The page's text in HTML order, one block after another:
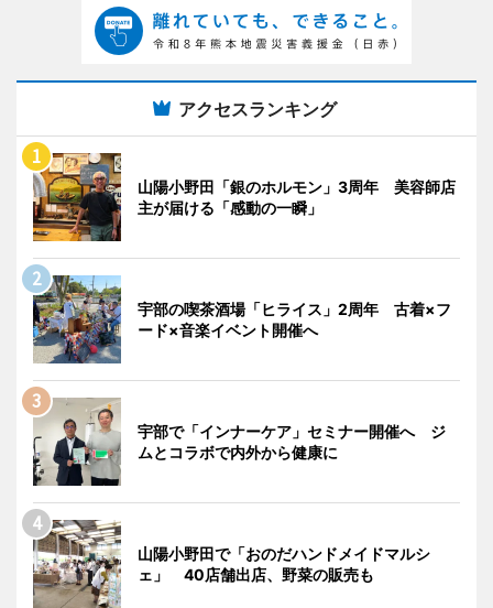
アクセスランキング
山陽小野田「銀のホルモン」3周年 美容師店
主が届ける「感動の一瞬」
宇部の喫茶酒場「ヒライス」2周年 古着×フ
ード×音楽イベント開催へ
宇部で「インナーケア」セミナー開催へ ジ
ムとコラボで内外から健康に
山陽小野田で「おのだハンドメイドマルシ
ェ」 40店舗出店、野菜の販売も